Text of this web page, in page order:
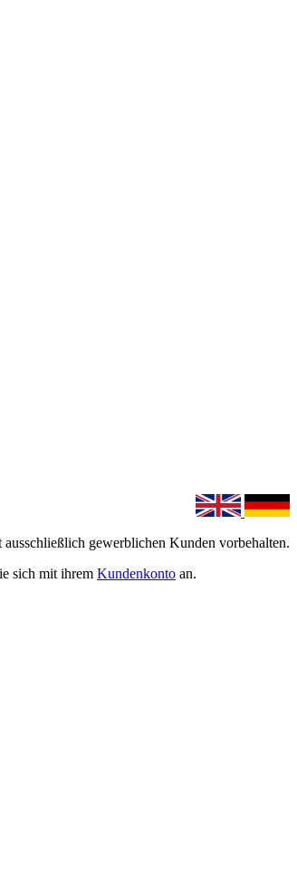
ausschließlich gewerblichen Kunden vorbehalten.
sich mit ihrem Kundenkonto an.